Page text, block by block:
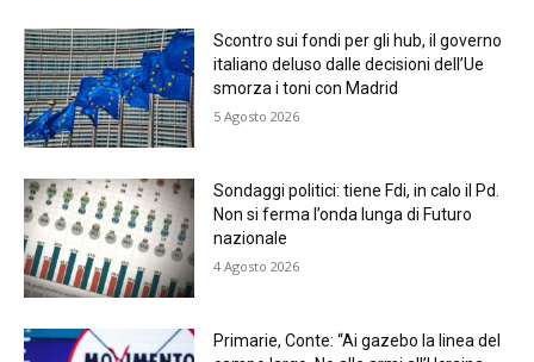
Scontro sui fondi per gli hub, il governo
italiano deluso dalle decisioni dell’Ue
smorza i toni con Madrid
5 Agosto 2026
Sondaggi politici: tiene Fdi, in calo il Pd.
Non si ferma l’onda lunga di Futuro
nazionale
4 Agosto 2026
Primarie, Conte: “Ai gazebo la linea del